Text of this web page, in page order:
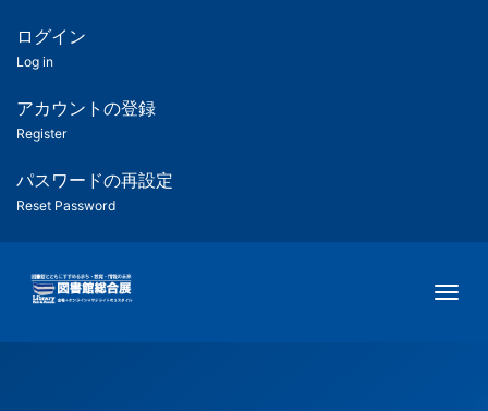
ツ
匿
名
ユ
ー
ー
用
メ
ログイン
Log in
アカウントの登録
Register
パスワードの再設定
Reset Password